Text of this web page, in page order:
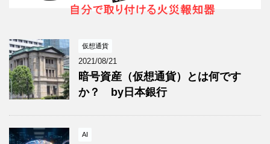
仮想通貨
2021/08/21
暗号資産（仮想通貨）とは何です
か？ by日本銀行
AI